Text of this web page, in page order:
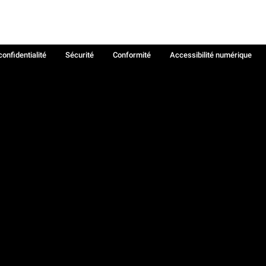
Sécurité Conformité
Accessibilité numérique